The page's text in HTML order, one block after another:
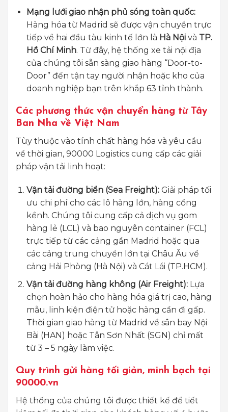
Mạng lưới giao nhận phủ sóng toàn quốc:
Hàng hóa từ Madrid sẽ được vận chuyển trực
tiếp về hai đầu tàu kinh tế lớn là Hà Nộivà TP.
Hồ Chí Minh. Từ đây, hệ thống xe tải nội địa
của chúng tôi sẵn sàng giao hàng “Door-to-
Door” đến tận tay người nhận hoặc kho của
doanh nghiệp bạn trên khắp 63 tỉnh thành.
Các phương thức vận chuyển hàng từ Tây
Ban Nha về Việt Nam
Tùy thuộc vào tính chất hàng hóa và yêu cầu
về thời gian, 90000 Logistics cung cấp các giải
pháp vận tải linh hoạt:
Vận tải đường biển (Sea Freight):Giải pháp tối
ưu chi phí cho các lô hàng lớn, hàng cồng
kềnh. Chúng tôi cung cấp cả dịch vụ gom
hàng lẻ (LCL) và bao nguyên container (FCL)
trực tiếp từ các cảng gần Madrid hoặc qua
các cảng trung chuyển lớn tại Châu Âu về
cảng Hải Phòng (Hà Nội) và Cát Lái (TP.HCM).
Vận tải đường hàng không (Air Freight):Lựa
chọn hoàn hảo cho hàng hóa giá trị cao, hàng
mẫu, linh kiện điện tử hoặc hàng cần đi gấp.
Thời gian giao hàng từ Madrid về sân bay Nội
Bài (HAN) hoặc Tân Sơn Nhất (SGN) chỉ mất
từ 3 – 5 ngày làm việc.
Quy trình gửi hàng tối giản, minh bạch tại
90000.vn
Hệ thống của chúng tôi được thiết kế để tiết